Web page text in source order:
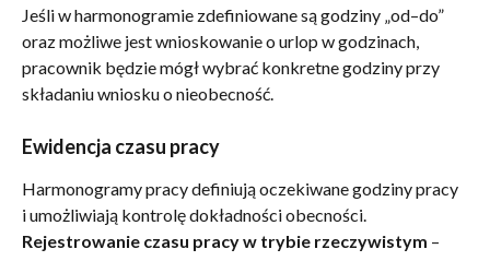
Jeśli w harmonogramie zdefiniowane są godziny „od–do”
oraz możliwe jest wnioskowanie o urlop w godzinach,
pracownik będzie mógł wybrać konkretne godziny przy
składaniu wniosku o nieobecność.
Ewidencja czasu pracy
Harmonogramy pracy definiują oczekiwane godziny pracy
i umożliwiają kontrolę dokładności obecności.
Rejestrowanie czasu pracy w trybie rzeczywistym –